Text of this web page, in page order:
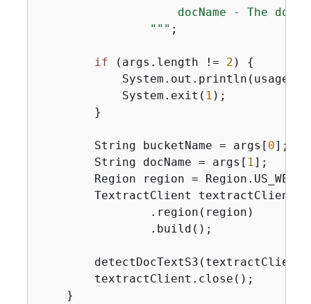
docName - The
                "
"" ;
if (args.length != 2 ) {
            System.out.println(usage);
            System.exit(
1 );
        }
        String bucketName = args[
0];
        String docName = args[
1 ];
Region region =
TextractClient textractClient
                .region(region)
                .build();
        textractClient.close();
    }